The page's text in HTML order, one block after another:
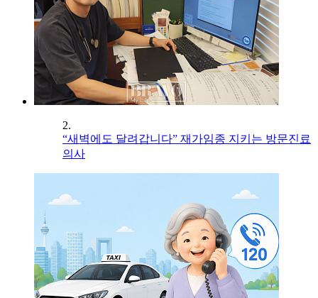
2.
“새벽에도 달려갑니다” 재가임종 지키는 방문진료
의사